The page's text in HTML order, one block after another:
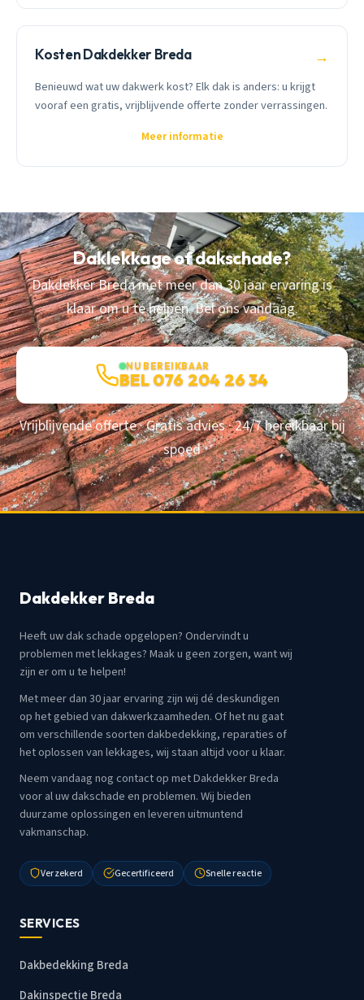
Kosten Dakdekker Breda →
Benieuwd wat uw dakwerk kost? Elk dak is anders: u krijgt
vooraf een gratis, vrijblijvende offerte zonder verrassingen.
Meer informatie
Daklekkage of dakschade?
Dakdekker Breda met meer dan 30 jaar ervaring is
klaar om u te helpen. Bel ons vandaag.
NU BEREIKBAAR
BEL 076 204 26 34
Vrijblijvende offerte · Gratis advies · 24/7 bereikbaar bij
spoed
Dakdekker Breda
Heeft uw dak schade opgelopen? Ondervindt u
problemen met lekkages? Maak u geen zorgen, want wij
zijn er om u te helpen!
Met meer dan 30 jaar ervaring zijn wij dé deskundigen
op het gebied van dakwerkzaamheden. Of het nu gaat
om verschillende soorten dakbedekking, reparaties of
het oplossen van lekkages, wij staan altijd voor u klaar.
Neem vandaag nog contact op met Dakdekker Breda
voor al uw dakschade en problemen. Wij bieden
duurzame oplossingen en leveren uitmuntend
vakmanschap.
Verzekerd Gecertificeerd Snelle reactie
SERVICES
Dakbedekking Breda
Dakinspectie Breda